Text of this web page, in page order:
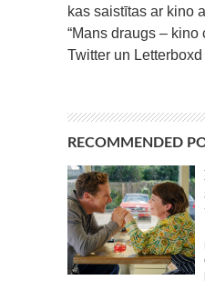
kas saistītas ar kino
“Mans draugs – kino
Twitter un
RECOMMENDED